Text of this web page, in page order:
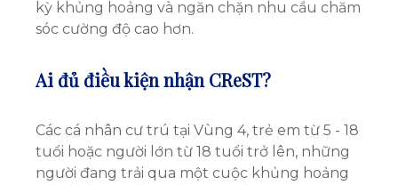
kỳ khủng hoảng và ngăn chặn nhu cầu chăm
sóc cường độ cao hơn.
Ai đủ điều kiện nhận CReST?
Các cá nhân cư trú tại Vùng 4, trẻ em từ 5 - 18
tuổi hoặc người lớn từ 18 tuổi trở lên, những
người đang trải qua một cuộc khủng hoảng